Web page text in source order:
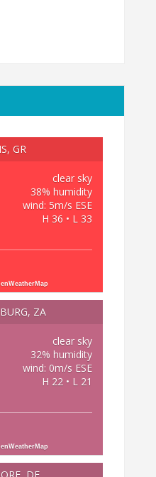
GR
clear sky
38% humidity
wind: 5m/s ESE
H 36 • L 33
ZA
clear sky
32% humidity
wind: 0m/s ESE
H 22 • L 21
DE